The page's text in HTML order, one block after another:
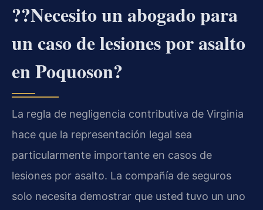
??Necesito un abogado para
un caso de lesiones por asalto
en Poquoson?
La regla de negligencia contributiva de Virginia
hace que la representación legal sea
particularmente importante en casos de
lesiones por asalto. La compañía de seguros
solo necesita demostrar que usted tuvo un uno